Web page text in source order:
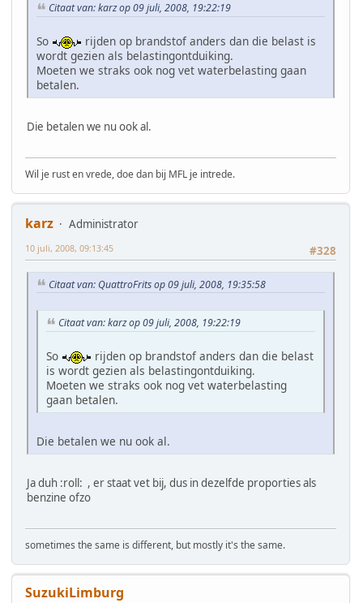
Citaat van: karz op 09 juli, 2008, 19:22:19
So
rijden op brandstof anders dan die belast is
wordt gezien als belastingontduiking.
Moeten we straks ook nog vet waterbelasting gaan
betalen.
Die betalen we nu ook al.
Wil je rust en vrede, doe dan bij MFL je intrede.
karz
Administrator
#328
10 juli, 2008, 09:13:45
Citaat van: QuattroFrits op 09 juli, 2008, 19:35:58
Citaat van: karz op 09 juli, 2008, 19:22:19
So
rijden op brandstof anders dan die belast
is wordt gezien als belastingontduiking.
Moeten we straks ook nog vet waterbelasting
gaan betalen.
Die betalen we nu ook al.
Ja duh :roll: , er staat vet bij, dus in dezelfde proporties als
benzine ofzo
sometimes the same is different, but mostly it's the same.
SuzukiLimburg